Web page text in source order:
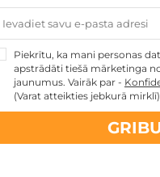
Piekrītu, ka mani personas
apstrādāti tiešā mārketinga
jaunumus. Vairāk par -
(Varat atteikties jebkurā mirklī)